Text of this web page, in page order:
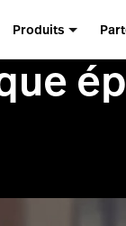
Produits